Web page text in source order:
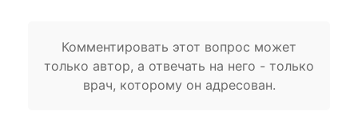
Комментировать этот вопрос может
только автор, а отвечать на него - только
врач, которому он адресован.